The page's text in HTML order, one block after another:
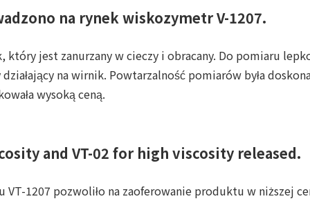
na rynek wiskozymetr V-1207.
który jest zanurzany w cieczy i obracany. Do pomiaru
na wirnik. Powtarzalność pomiarów była
wysoką ceną.
and VT-02 for high viscosity released.
VT-1207 pozwoliło na zaoferowanie produktu w niższej